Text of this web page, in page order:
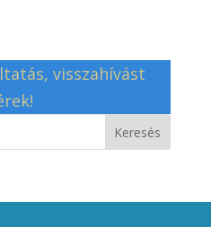
visszahívást